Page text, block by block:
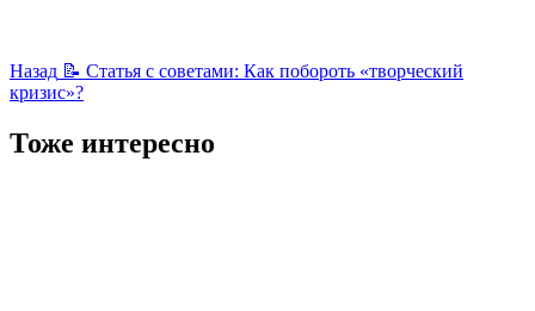
Навигация
записи
Назад 📝 Статья с советами: Как побороть «творческий
кризис»?
Тоже интересно